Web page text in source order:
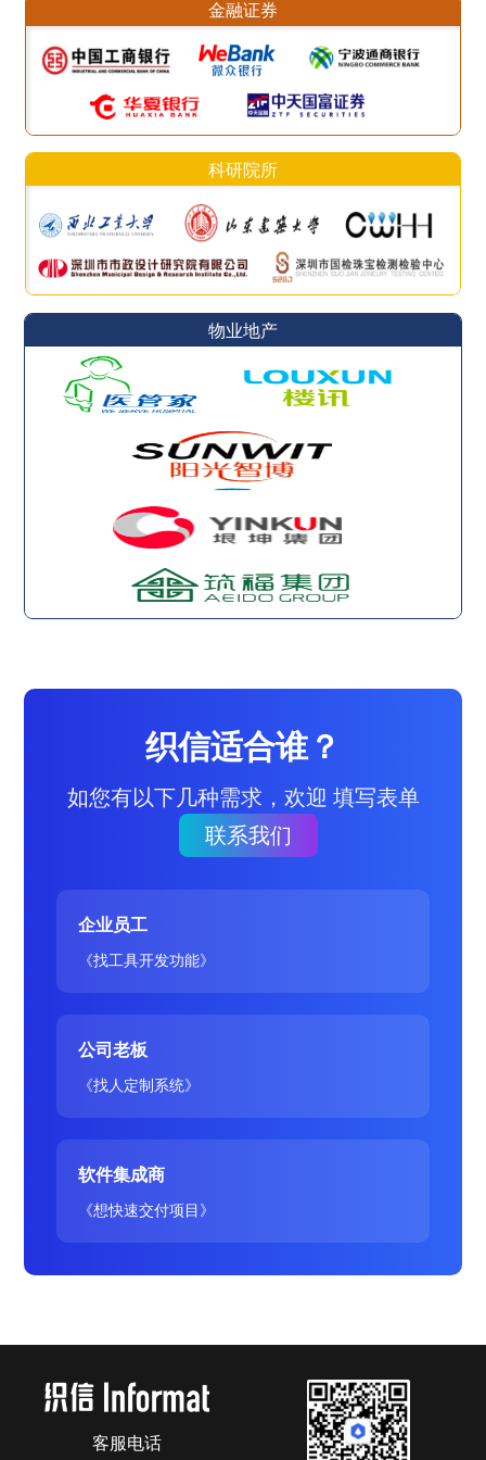
金融证券
科研院所
物业地产
织信适合谁？
如您有以下几种需求，欢迎 填写表单
联系我们
企业员工
《找工具开发功能》
公司老板
《找人定制系统》
软件集成商
《想快速交付项目》
客服电话